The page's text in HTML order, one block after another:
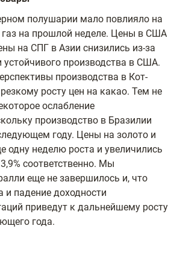
полушарии мало повлияло на
на прошлой неделе. Цены в США
на СПГ в Азии снизились из-за
устойчивого производства в США.
производства в Кот-
росту цен на какао. Тем не
ослабление
производство в Бразилии
году. Цены на золото и
одну неделю роста и увеличились
соответственно. Мы
еще не завершилось и, что
и падение доходности
приведут к дальнейшему росту
года.